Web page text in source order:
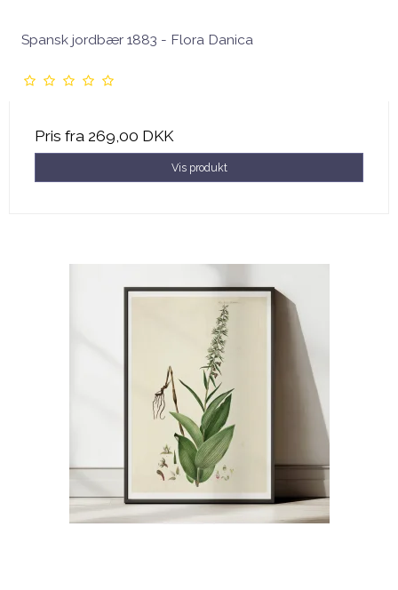
Spansk jordbær 1883 - Flora Danica
Pris fra 269,00 DKK
Vis produkt